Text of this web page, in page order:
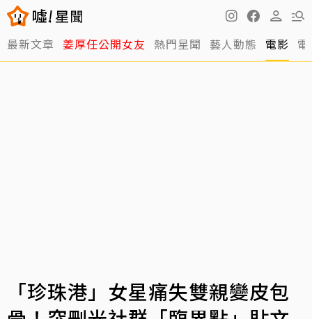
最新文章 姜厚任公開女友 熱門星聞 藝人動態 電影
「珍珠港」女星痛失雙親變皮包